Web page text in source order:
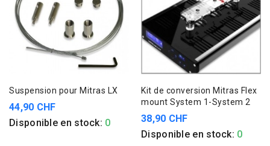
Suspension pour Mitras LX
44,90 CHF
Disponible en stock: 0
Kit de conversion Mitras Flex
mount System 1-System 2
38,90 CHF
Disponible en stock: 0